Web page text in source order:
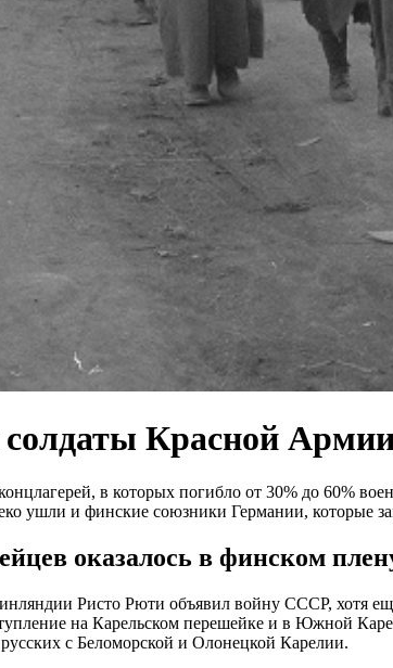
Красной
в которых погибло от 30% до 60%
ушли и финские союзники Германии, которые
оказалось в финском
Ристо Рюти объявил войну СССР, хотя
на Карельском перешейке и в Южной
с Беломорской и Олонецкой Карелии.